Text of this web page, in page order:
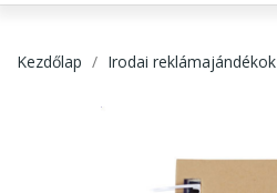
Kezdőlap Irodai reklámajándékok